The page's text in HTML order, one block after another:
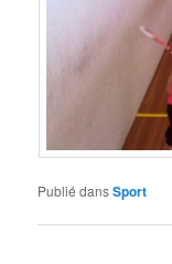
Publié dansSport